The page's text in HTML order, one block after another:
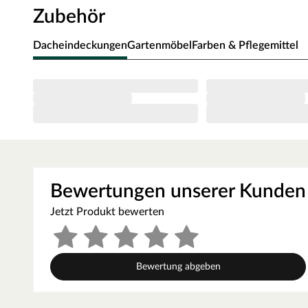
so harmonisch in jede Umgebung ein.
cm (B x T). Eine optimale Raumnutzung wird dank einer
ein einfacher und schneller Auf- und Abbau garantiert.
charakteristische Verkämmung (spezielle Einkerbungen
sondern hält das ganze Konstrukt auch zusammen und
Wandstärke
Die Wandstärke von 40 mm sorgt für gute Stabilität und
Zubehör
DacheindeckungenGartenmöbel Farben & Pflegemittel
Bewertungen unserer Kunden
Jetzt Produkt bewerten
Bewertung abgeben